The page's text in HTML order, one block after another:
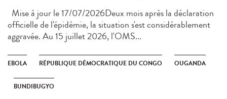
Mise à jour le 17/07/2026Deux mois après la déclaration
officielle de l'épidémie, la situation s'est considérablement
aggravée. Au 15 juillet 2026, l'OMS...
EBOLA RÉPUBLIQUE DÉMOCRATIQUE DU CONGO OUGANDA
BUNDIBUGYO